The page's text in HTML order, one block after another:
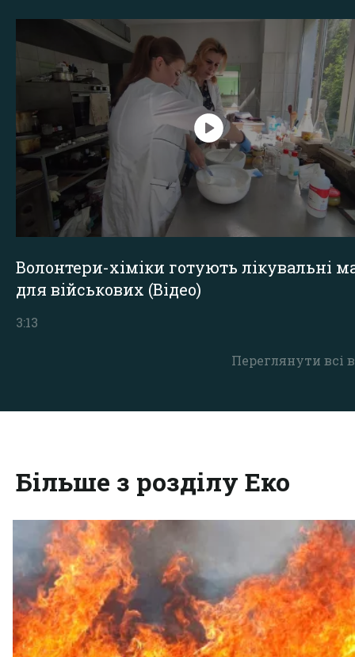
Переглянути всі
Волонтери-хіміки готують лікувальні
для військових (Відео)
3:13
Більше з розділу Еко